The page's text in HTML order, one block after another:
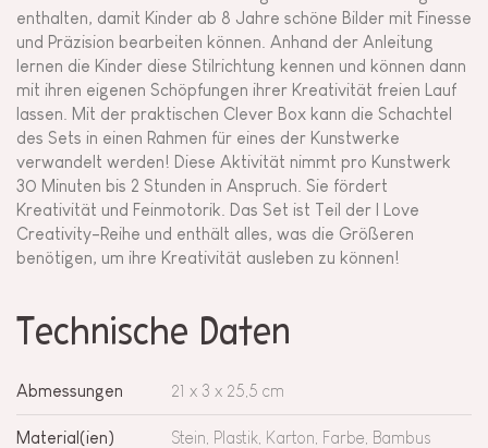
enthalten, damit Kinder ab 8 Jahre schöne Bilder mit Finesse
und Präzision bearbeiten können. Anhand der Anleitung
lernen die Kinder diese Stilrichtung kennen und können dann
mit ihren eigenen Schöpfungen ihrer Kreativität freien Lauf
lassen. Mit der praktischen Clever Box kann die Schachtel
des Sets in einen Rahmen für eines der Kunstwerke
verwandelt werden! Diese Aktivität nimmt pro Kunstwerk
30 Minuten bis 2 Stunden in Anspruch. Sie fördert
Kreativität und Feinmotorik. Das Set ist Teil der I Love
Creativity-Reihe und enthält alles, was die Größeren
benötigen, um ihre Kreativität ausleben zu können!
Technische Daten
Abmessungen 21 x 3 x 25,5 cm
Material(ien) Stein, Plastik, Karton, Farbe, Bambus